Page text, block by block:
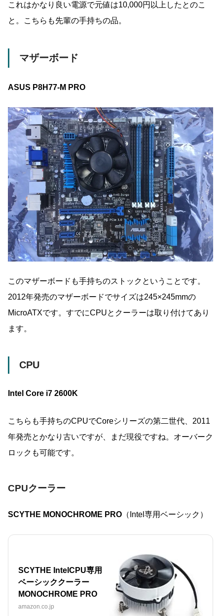
これはかなり良い電源で元値は10,000円以上したとのこ
と。こちらも先輩の手持ちの品。
マザーボード
ASUS P8H77-M PRO
このマザーボードも手持ちのストックということです。
2012年発売のマザーボードでサイズは245×245mmの
MicroATXです。すでにCPUとクーラーは取り付けてあり
ます。
CPU
Intel Core i7 2600K
こちらも手持ちのCPUでCoreシリーズの第二世代、2011
年発売とかなり古いですが、まだ現役ですね。オーバーク
ロックも可能です。
CPUクーラー
SCYTHE MONOCHROME PRO （Intel専用ベーシック）
SCYTHE IntelCPU専用
ベーシッククーラー
MONOCHROME PRO
amazon.co.jp